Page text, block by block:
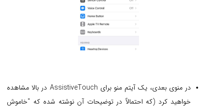
در منوی بعدی، یک آیتم منو برای AssistiveTouch در بالا مشاهده
خواهید کرد (که احتمالاً در توضیحات آن نوشته شده که "خاموش